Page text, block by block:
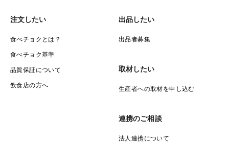
ています
②有機石灰の牡蠣ガラを混ぜ込むことによってトウモロ
コシ自体の細胞が丈夫になり病害虫や病気の耐性がUP
し農薬の使用を30%抑える栽培を心掛けています。
す。トウモロコシでも積極的に取り入れていきます。
☆トウモロコシは日中の暑い時間帯、水分を蒸発してし
まいみずみずしさと甘みが低下してしまってます。そこ
注文したい
食べチョクとは？
食べチョク基準
品質保証について
飲食店の方へ
出品したい
出品者募集
取材したい
生産者への取材を申し込む
連携のご相談
法人連携について